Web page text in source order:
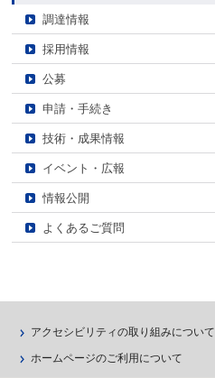
調達情報
採用情報
公募
申請・手続き
技術・成果情報
イベント・広報
情報公開
よくあるご質問
アクセシビリティの取り組みについて
ホームページのご利用について